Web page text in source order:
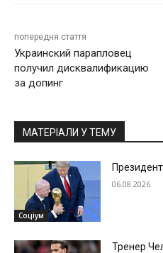
попередня стаття
Украинский парапловец
получил дисквалификацию
за допинг
МАТЕРІАЛИ У ТЕМУ
Соціум
06.08.2026
Тренер